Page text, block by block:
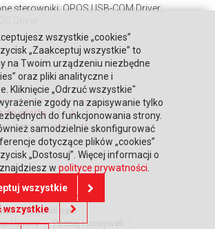
sterowniki: OPOS,USB-COM Driver,
do oferty
SIĘ WIĘCEJ
Zaufali nam
Poznaj Honeywell
wszystkie „cookies”
„Zaakceptuj wszystkie” to
na Twoim urządzeniu niezbędne
oraz pliki analityczne i
Kliknięcie „Odrzuć wszystkie"
zgody na zapisywanie tylko
do funkcjonowania strony.
samodzielnie skonfigurować
dotyczące plików „cookies”
„Dostosuj”. Więcej informacji o
w polityce prywatności.
wszystkie
wszystkie